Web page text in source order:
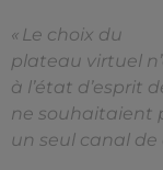
« Le choix du
plateau virtuel
à l’état d’esprit
ne souhaitaient
un seul canal